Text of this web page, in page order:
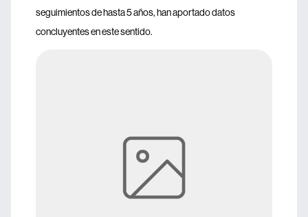
seguimientos de hasta 5 años, han aportado datos
concluyentes en este sentido.